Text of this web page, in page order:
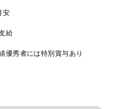
安
給
優秀者には特別賞与あり